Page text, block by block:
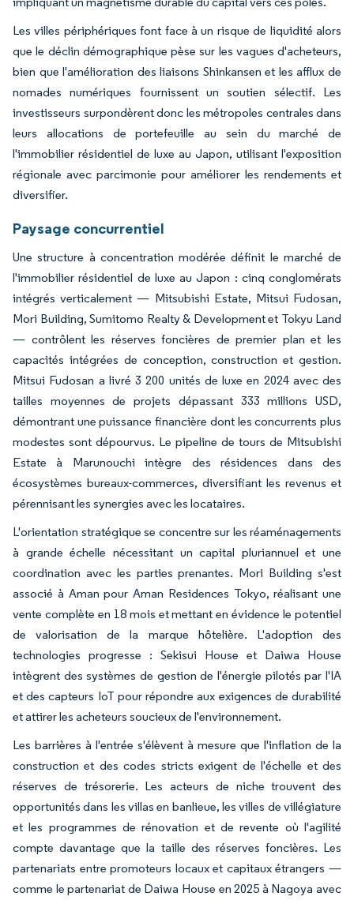
Les villes périphériques font face à un risque de liquidité alors
que le déclin démographique pèse sur les vagues d'acheteurs,
bien que l'amélioration des liaisons Shinkansen et les afflux de
nomades numériques fournissent un soutien sélectif. Les
investisseurs surpondèrent donc les métropoles centrales dans
leurs allocations de portefeuille au sein du marché de
l'immobilier résidentiel de luxe au Japon, utilisant l'exposition
régionale avec parcimonie pour améliorer les rendements et
diversifier.
Paysage concurrentiel
Une structure à concentration modérée définit le marché de
l'immobilier résidentiel de luxe au Japon : cinq conglomérats
intégrés verticalement — Mitsubishi Estate, Mitsui Fudosan,
Mori Building, Sumitomo Realty & Development et Tokyu Land
— contrôlent les réserves foncières de premier plan et les
capacités intégrées de conception, construction et gestion.
Mitsui Fudosan a livré 3 200 unités de luxe en 2024 avec des
tailles moyennes de projets dépassant 333 millions USD,
démontrant une puissance financière dont les concurrents plus
modestes sont dépourvus. Le pipeline de tours de Mitsubishi
Estate à Marunouchi intègre des résidences dans des
écosystèmes bureaux-commerces, diversifiant les revenus et
pérennisant les synergies avec les locataires.
L'orientation stratégique se concentre sur les réaménagements
à grande échelle nécessitant un capital pluriannuel et une
coordination avec les parties prenantes. Mori Building s'est
associé à Aman pour Aman Residences Tokyo, réalisant une
vente complète en 18 mois et mettant en évidence le potentiel
de valorisation de la marque hôtelière. L'adoption des
technologies progresse : Sekisui House et Daiwa House
intègrent des systèmes de gestion de l'énergie pilotés par l'IA
et des capteurs IoT pour répondre aux exigences de durabilité
et attirer les acheteurs soucieux de l'environnement.
Les barrières à l'entrée s'élèvent à mesure que l'inflation de la
construction et des codes stricts exigent de l'échelle et des
réserves de trésorerie. Les acteurs de niche trouvent des
opportunités dans les villas en banlieue, les villes de villégiature
et les programmes de rénovation et de revente où l'agilité
compte davantage que la taille des réserves foncières. Les
partenariats entre promoteurs locaux et capitaux étrangers —
comme le partenariat de Daiwa House en 2025 à Nagoya avec